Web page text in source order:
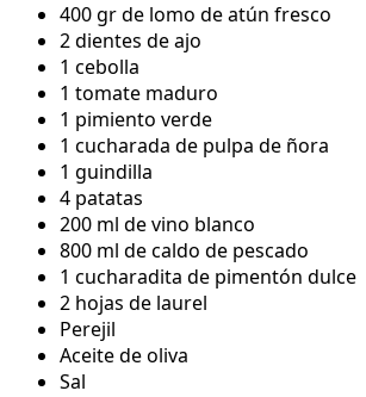
400 gr de lomo de atún fresco
2 dientes de ajo
1 cebolla
1 tomate maduro
1 pimiento verde
1 cucharada de pulpa de ñora
1 guindilla
4 patatas
200 ml de vino blanco
800 ml de caldo de pescado
1 cucharadita de pimentón dulce
2 hojas de laurel
Perejil
Aceite de oliva
Sal